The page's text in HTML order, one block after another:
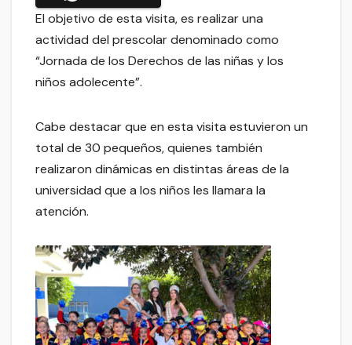
El objetivo de esta visita, es realizar una
actividad del prescolar denominado como
“Jornada de los Derechos de las niñas y los
niños adolecente”.
Cabe destacar que en esta visita estuvieron un
total de 30 pequeños, quienes también
realizaron dinámicas en distintas áreas de la
universidad que a los niños les llamara la
atención.